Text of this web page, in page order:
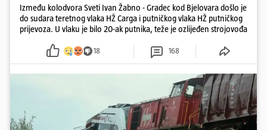
Između kolodvora Sveti Ivan Žabno - Gradec kod Bjelovara došlo je
do sudara teretnog vlaka HŽ Carga i putničkog vlaka HŽ putničkog
prijevoza. U vlaku je bilo 20-ak putnika, teže je ozlijeđen strojovođa
18 168